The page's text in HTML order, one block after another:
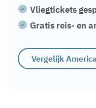
Vliegtickets
Gratis reis- en
Vergelijk